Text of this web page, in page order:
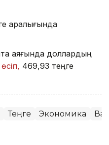
аралығында
аяғында доллардың
өсіп, 469,93 теңге
Теңге Экономика